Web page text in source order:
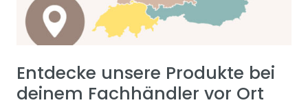
Entdecke unsere Produkte bei
deinem Fachhändler vor Ort